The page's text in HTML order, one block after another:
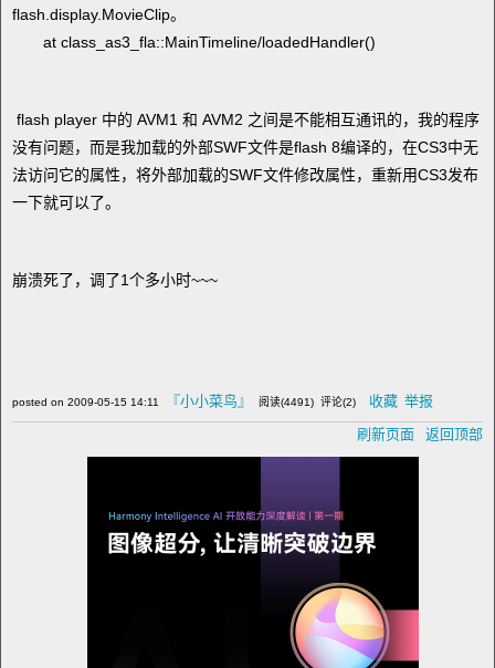
flash.display.MovieClip。
at class_as3_fla::MainTimeline/loadedHandler()
flash player 中的 AVM1 和 AVM2 之间是不能相互通讯的，我的程序
没有问题，而是我加载的外部SWF文件是flash 8编译的，在CS3中无
法访问它的属性，将外部加载的SWF文件修改属性，重新用CS3发布
一下就可以了。
崩溃死了，调了1个多小时~~~
posted on 2009-05-15 14:11 『小小菜鸟』 阅读(4491) 评论(2) 收藏 举报
刷新页面
返回顶部